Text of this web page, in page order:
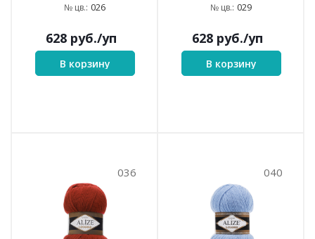
№ цв.: 026
628 руб./уп
В корзину
№ цв.: 029
628 руб./уп
В корзину
036 040